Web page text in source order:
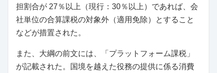
担割合が 27％以上（現行：30％以上）であれば、会
社単位の合算課税の対象外（適用免除）とすること
などが措置された。
また、大綱の前文には、「プラットフォーム課税」
が記載された。国境を越えた役務の提供に係る消費